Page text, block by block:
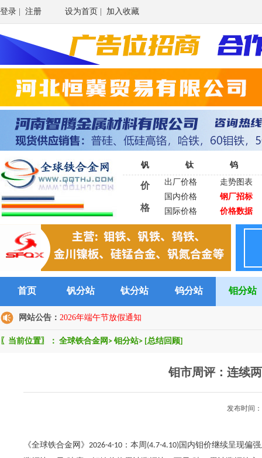
登录 注册 设为首页 加入收藏
钒 钛 钨
价
格
出厂价格
走势图表
国内价格
钢厂招标
国际价格
价格数据
首页 钒分站 钛分站 钨分站 钼分站
网站公告： 2026年端午节放假通知
〖当前位置〗： 全球铁合金网 > 钼分站> [总结回顾]
钼市周评：连续
发布时间
《全球铁合金网》2026-4-10：本周(4.7-4.10)国内钼价继续呈现